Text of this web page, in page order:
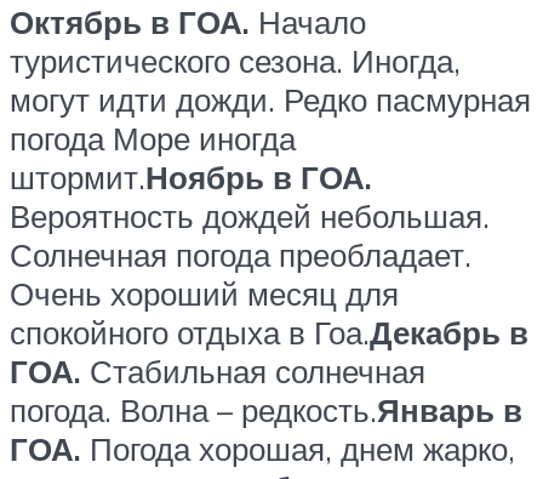
Октябрь в ГОА. Начало
туристического сезона. Иногда,
могут идти дожди. Редко пасмурная
погода Море иногда
штормит.Ноябрь в ГОА.
Вероятность дождей небольшая.
Солнечная погода преобладает.
Очень хороший месяц для
спокойного отдыха в Гоа.Декабрь в
ГОА. Стабильная солнечная
погода. Волна – редкость.Январь в
ГОА. Погода хорошая, днем жарко,